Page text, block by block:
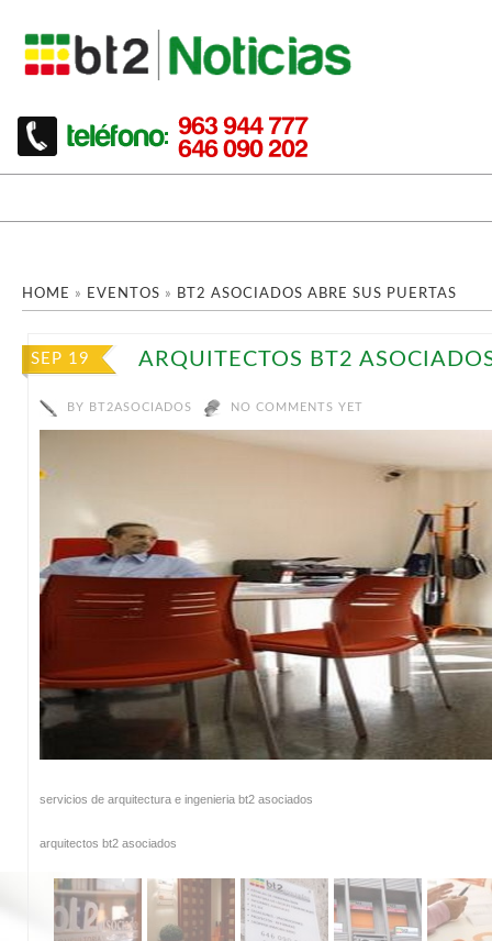
HOME » EVENTOS » BT2 ASOCIADOS ABRE SUS PUERTAS
SEP 19 ARQUITECTOS BT2
BY BT2ASOCIADOS NO COMMENTS YET
servicios de arquitectura e ingenieria bt2 asociados
arquitectos bt2 asociados